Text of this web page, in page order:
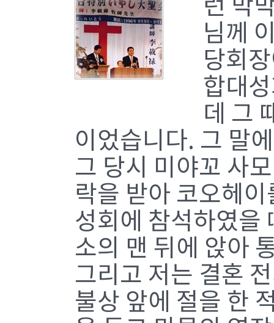
런 막
님께
당회
합대
데 그
이었습니다. 그 말
그 당시 미야꼬 사
락을 받아 코오헤
성회에 참석하였을
소의 맨 뒤에 앉아
그리고 저는 결혼
불상 앞에 절을 한